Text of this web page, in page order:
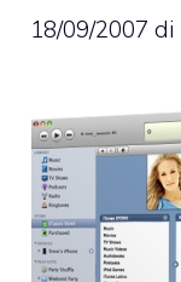
18/09/2007 di